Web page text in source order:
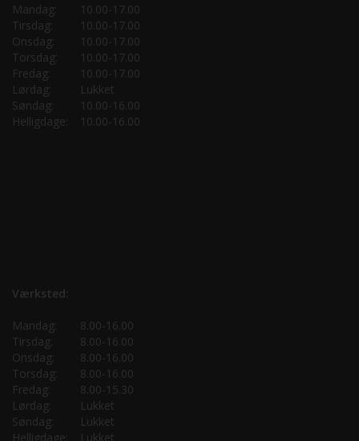
Mandag:
10.00-17.00
Tirsdag:
10.00-17.00
Onsdag:
10.00-17.00
Torsdag:
10.00-17.00
Fredag:
10.00-17.00
Lørdag:
Lukket
Søndag:
10.00-16.00
Helligdage:
10.00-16.00
Værksted:
Mandag:
8.00-16.00
Tirsdag:
8.00-16.00
Onsdag:
8.00-16.00
Torsdag:
8.00-16.00
Fredag:
8.00-15.30
Lørdag:
Lukket
Søndag:
Lukket
Helligdage:
Lukket